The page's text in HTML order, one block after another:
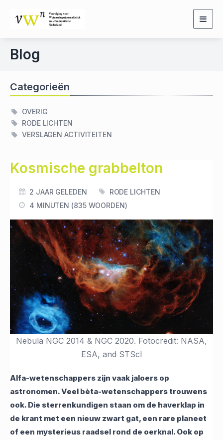
Blog
Categorieën
OVERIG
RODE LICHTEN
VERSLAGEN ACTIVITEITEN
Kosmische grabbelton
2 JAAR GELEDEN
RODE LICHTEN
4 MINUTEN (835 WOORDEN)
Nebula NGC 2014 & NGC 2020. Fotocredit: NASA,
ESA, and STScI
Alfa-wetenschappers zijn vaak jaloers op
astronomen. Veel bèta-wetenschappers trouwens
ook. Die sterrenkundigen staan om de haverklap in
de krant met een nieuw zwart gat, een rare planeet
of een mysterieus raadsel rond de oerknal. Ook op